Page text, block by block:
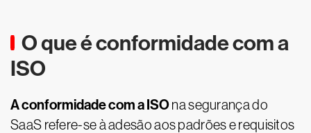
O que é conformidade com a
ISO
A conformidade com a ISOna segurança do
SaaS refere-se à adesão aos padrões e requisitos